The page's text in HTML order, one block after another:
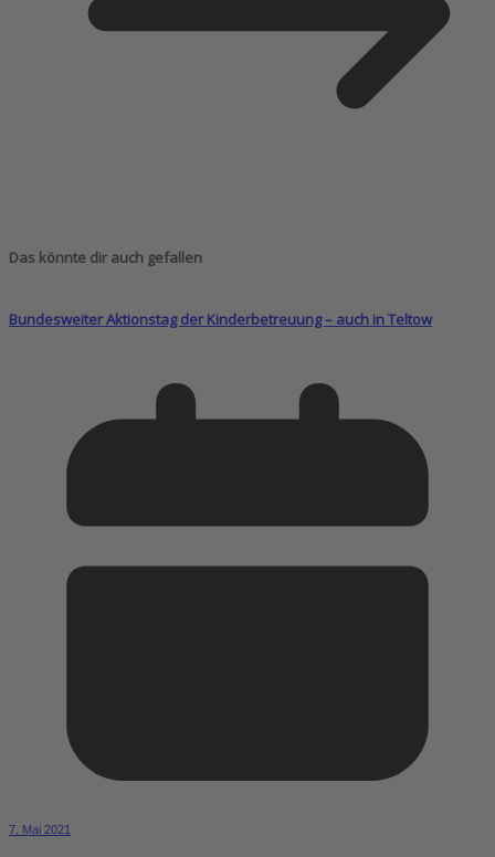
Das könnte dir auch gefallen
Bundesweiter Aktionstag der Kinderbetreuung – auch in Teltow
7. Mai 2021